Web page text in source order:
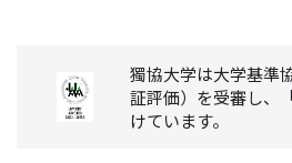
獨協大学は大学基準
証評価）を受審し、
けています。